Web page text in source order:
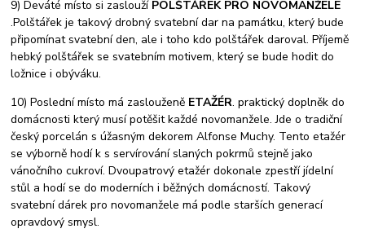
9) Deváté místo si zaslouží POLŠTÁŘEK PRO NOVOMANŽELE
.Polštářek je takový drobný svatební dar na památku, který bude
připomínat svatební den, ale i toho kdo polštářek daroval. Příjemě
hebký polštářek se svatebním motivem, který se bude hodit do
ložnice i obýváku.
10) Poslední místo má zaslouženě ETAŽÉR. praktický doplněk do
domácnosti který musí potěšit každé novomanžele. Jde o tradiční
český porcelán s úžasným dekorem Alfonse Muchy. Tento etažér
se výborně hodí k s servírování slaných pokrmů stejně jako
vánočního cukroví. Dvoupatrový etažér dokonale zpestří jídelní
stůl a hodí se do moderních i běžných domácností. Takový
svatební dárek pro novomanžele má podle starších generací
opravdový smysl.